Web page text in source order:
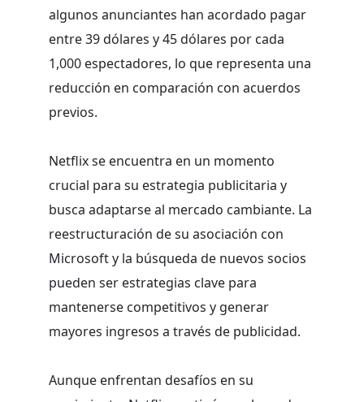
algunos anunciantes han acordado pagar
entre 39 dólares y 45 dólares por cada
1,000 espectadores, lo que representa una
reducción en comparación con acuerdos
previos.
Netflix se encuentra en un momento
crucial para su estrategia publicitaria y
busca adaptarse al mercado cambiante. La
reestructuración de su asociación con
Microsoft y la búsqueda de nuevos socios
pueden ser estrategias clave para
mantenerse competitivos y generar
mayores ingresos a través de publicidad.
Aunque enfrentan desafíos en su